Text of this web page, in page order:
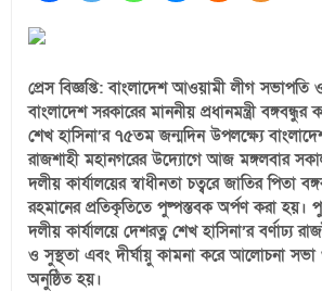
প্রেস বিজ্ঞপ্তি: বাংলাদেশ আওয়ামী লীগ সভাপতি ও
বাংলাদেশ সরকারের মাননীয় প্রধানমন্ত্রী বঙ্গবন্ধুর
শেখ হাসিনা’র ৭৫তম জন্মদিন উপলক্ষ্যে
রাজশাহী মহানগরের উদ্যোগে আজ মঙ্গলবার
দলীয় কার্যালয়ের স্বাধীনতা চত্বরে জাতির পিতা
রহমানের প্রতিকৃতিতে পুষ্পস্তবক অর্পণ করা হয়।
দলীয় কার্যালয়ে দেশরত্ন শেখ হাসিনা’র বর্ণাঢ্য
ও সুস্থতা এবং দীর্ঘায়ু কামনা করে আলোচনা
অনুষ্ঠিত হয়।